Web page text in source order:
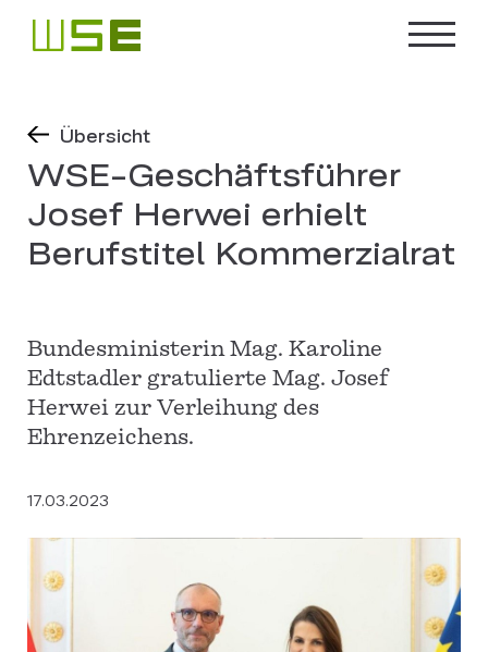
Übersicht
WSE-Geschäftsführer
Josef Herwei erhielt
Berufstitel Kommerzialrat
Bundesministerin Mag. Karoline
Edtstadler gratulierte Mag. Josef
Herwei zur Verleihung des
Ehrenzeichens.
17.03.2023